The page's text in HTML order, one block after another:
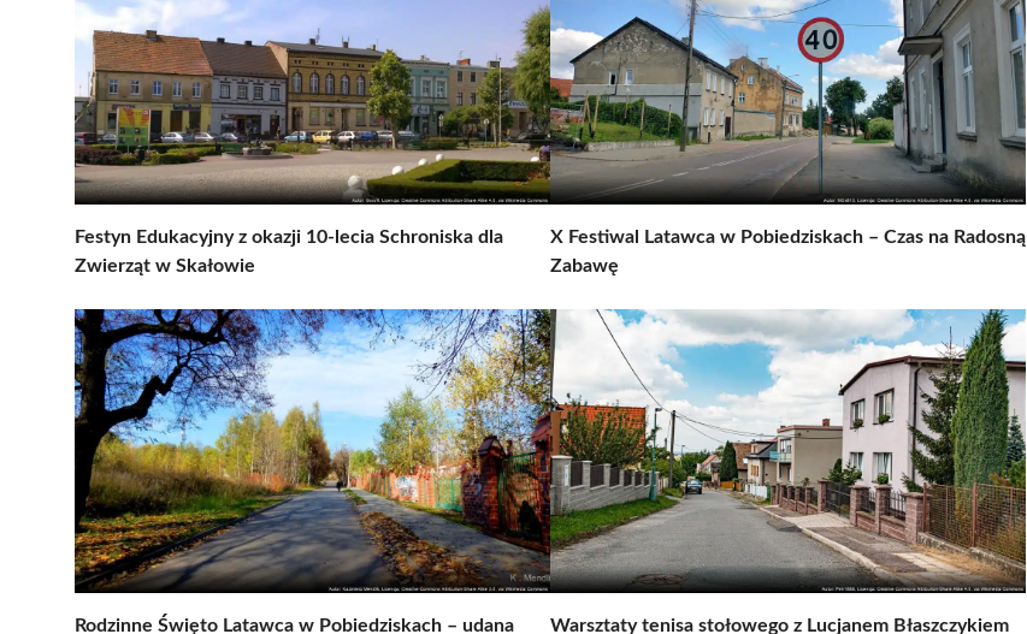
Festyn Edukacyjny z okazji 10-lecia Schroniska dla
Zwierząt w Skałowie
X Festiwal Latawca w Pobiedziskach – Czas na Radosną
Zabawę
Rodzinne Święto Latawca w Pobiedziskach – udana
Warsztaty tenisa stołowego z Lucjanem Błaszczykiem